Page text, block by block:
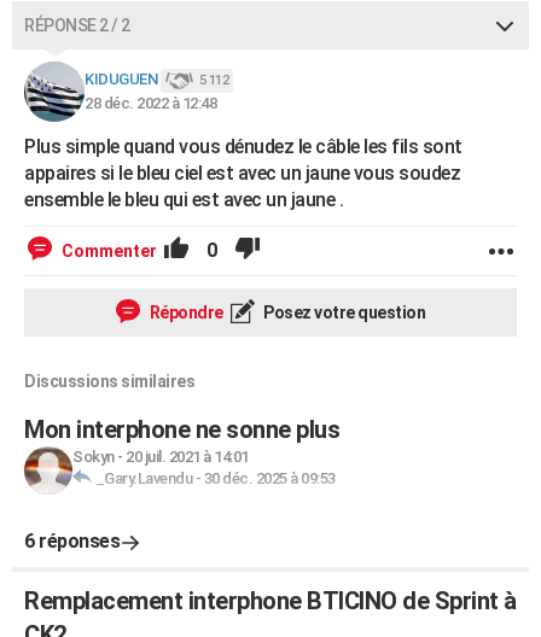
RÉPONSE 2 / 2
KIDUGUEN 5 112
28 déc. 2022 à 12:48
Plus simple quand vous dénudez le câble les fils sont
appaires si le bleu ciel est avec un jaune vous soudez
ensemble le bleu qui est avec un jaune .
Commenter 0
Répondre Posez votre question
Discussions similaires
Mon interphone ne sonne plus
Sokyn- 20 juil. 2021 à 14:01
_Gary.Lavendu- 30 déc. 2025 à 09:53
6 réponses
Remplacement interphone BTICINO de Sprint à